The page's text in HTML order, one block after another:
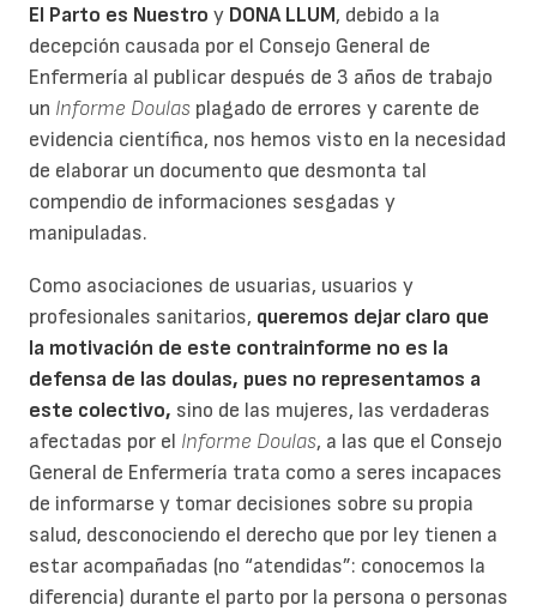
El Parto es Nuestro y DONA LLUM, debido a la
decepción causada por el Consejo General de
Enfermería al publicar después de 3 años de trabajo
un Informe Doulas plagado de errores y carente de
evidencia científica, nos hemos visto en la necesidad
de elaborar un documento que desmonta tal
compendio de informaciones sesgadas y
manipuladas.
Como asociaciones de usuarias, usuarios y
profesionales sanitarios, queremos dejar claro que
la motivación de este contrainforme no es la
defensa de las doulas, pues no representamos a
este colectivo, sino de las mujeres, las verdaderas
afectadas por el Informe Doulas, a las que el Consejo
General de Enfermería trata como a seres incapaces
de informarse y tomar decisiones sobre su propia
salud, desconociendo el derecho que por ley tienen a
estar acompañadas (no “atendidas”: conocemos la
diferencia) durante el parto por la persona o personas